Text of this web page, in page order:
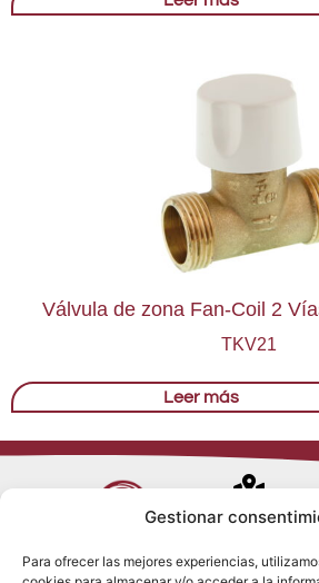
Gestionar
Para ofrecer las mejores experiencias,
Válvula de zona Fan-Coil 2
TKV21
Leer más
Avenida de
28017 Madrid